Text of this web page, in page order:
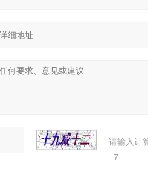
请输入计
=7